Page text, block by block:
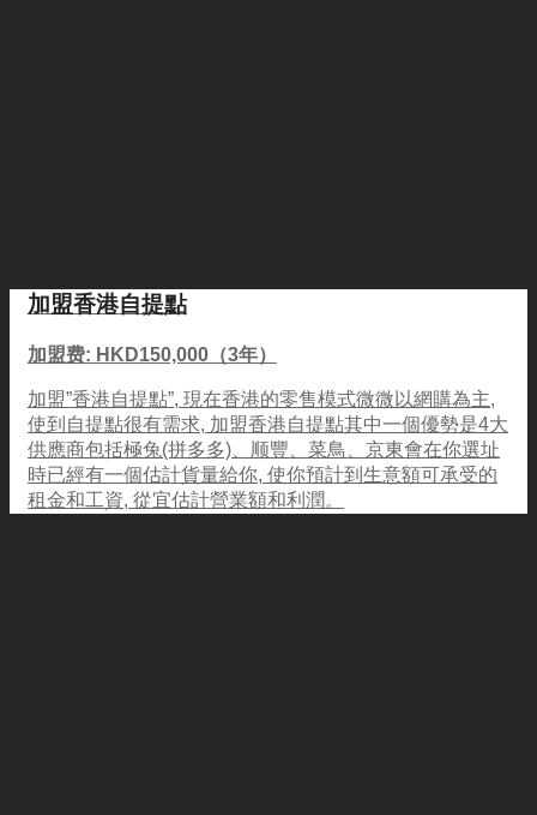
加盟香港自提點
加盟费: HKD150,000（3年）
加盟”香港自提點”, 現在香港的零售模式微微以網購為主,
使到自提點很有需求, 加盟香港自提點其中一個優勢是4大
供應商包括極兔(拼多多)、顺豐、菜鳥、京東會在你選址
時已經有一個估計貨量給你, 使你預計到生意額可承受的
租金和工資, 從宜估計營業額和利潤。